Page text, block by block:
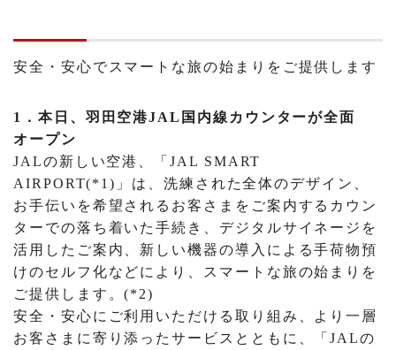
安全・安心でスマートな旅の始まりをご提供します
1．本日、羽田空港JAL国内線カウンターが全面
オープン
JALの新しい空港、「JAL SMART
AIRPORT(*1)」は、洗練された全体のデザイン、
お手伝いを希望されるお客さまをご案内するカウン
ターでの落ち着いた手続き、デジタルサイネージを
活用したご案内、新しい機器の導入による手荷物預
けのセルフ化などにより、スマートな旅の始まりを
ご提供します。(*2)
安全・安心にご利用いただける取り組み、より一層
お客さまに寄り添ったサービスとともに、「JALの